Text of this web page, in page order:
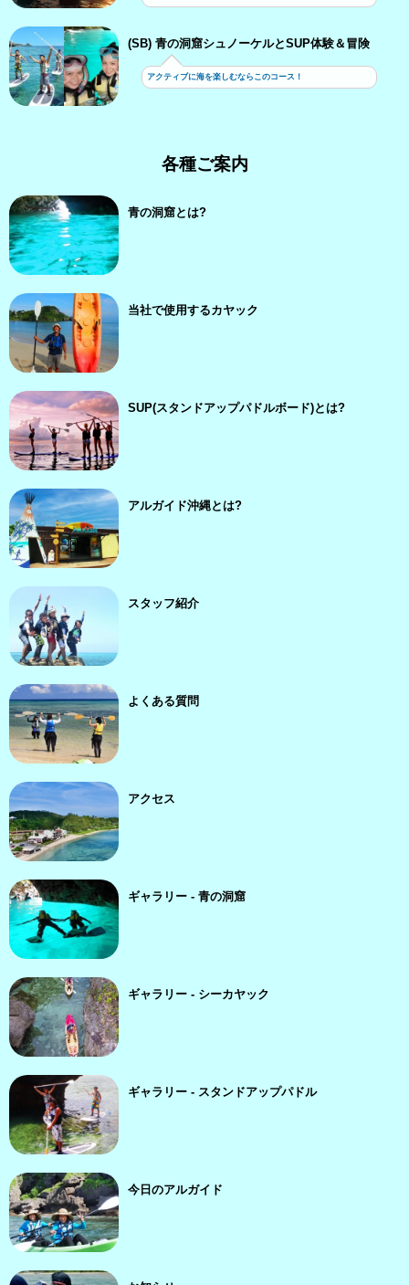
(SB) 青の洞窟シュノーケルとSUP体験＆冒険
アクティブに海を楽しむならこのコース！
各種ご案内
青の洞窟とは?
当社で使用するカヤック
SUP(スタンドアップパドルボード)とは?
アルガイド沖縄とは?
スタッフ紹介
よくある質問
アクセス
ギャラリー - 青の洞窟
ギャラリー - シーカヤック
ギャラリー - スタンドアップパドル
今日のアルガイド